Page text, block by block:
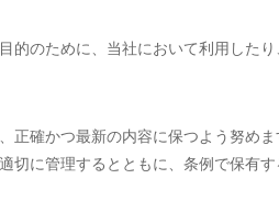
のために、当社において利用した
確かつ最新の内容に保つよう努めま
に管理するとともに、条例で保有